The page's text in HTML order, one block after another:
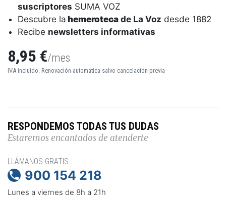
suscriptores SUMA VOZ
Descubre la hemeroteca de La Voz desde 1882
Recibe newsletters informativas
8,95 €/mes
IVA incluido. Renovación automática salvo cancelación previa
RESPONDEMOS TODAS TUS DUDAS
Estaremos encantados de atenderte
LLÁMANOS GRATIS
 900 154 218
Lunes a viernes de 8h a 21h